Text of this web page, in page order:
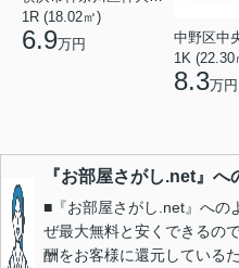
1R (18.02㎡)
6.9万円
中野区中
1K (22.30
8.3万円
『お部屋さがし.net』へ
■『お部屋さがし.net』への
ぜ最大無料と安くできるの
酬をお客様に還元している